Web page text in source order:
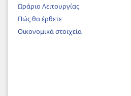
Ωράριο Λειτουργίας
Πώς θα έρθετε
Οικονομικά στοιχεία